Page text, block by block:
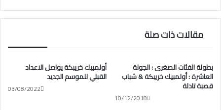
مقالات ذات صلة
أولمبيك خريبكة يواصل الاعداد
القبلي للموسم الجديد
03/08/2022
بطولة الفئات الصغرى : الجولة
العاشرة : أولمبيك خريبكة & شباب
قصبة تادلة
10/12/2018